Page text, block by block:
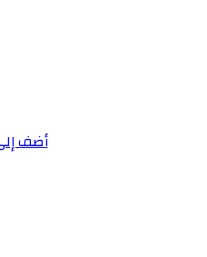
أضف